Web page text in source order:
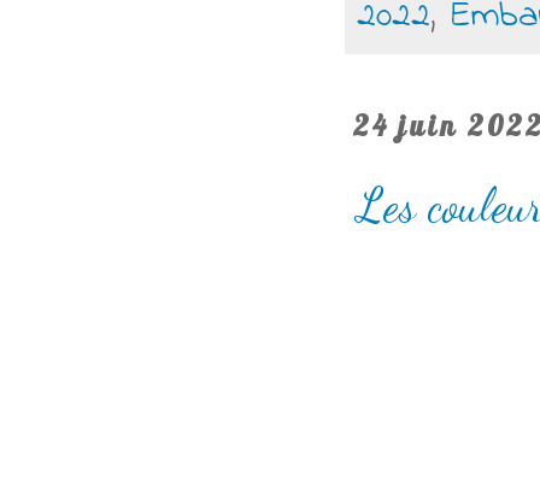
2022,
24 juin
Les